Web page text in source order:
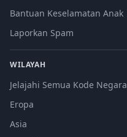
Bantuan Keselamatan Anak
Laporkan Spam
WILAYAH
Jelajahi Semua Kode Negara
Eropa
Asia